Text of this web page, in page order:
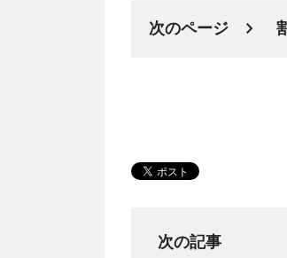
次のページ
次の記事